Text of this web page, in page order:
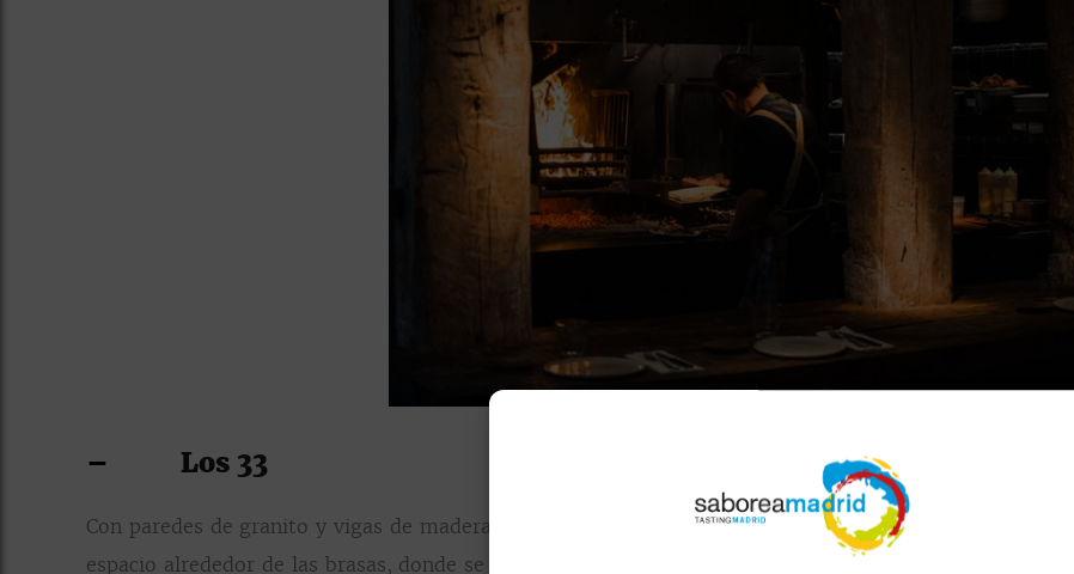
– Los 33
Con paredes de granito y vigas de madera, el restaurante Los 33 es el sitio de moda en Madrid
espacio alrededor de las brasas, donde se come según se llega. Lo más famoso de su carta es el